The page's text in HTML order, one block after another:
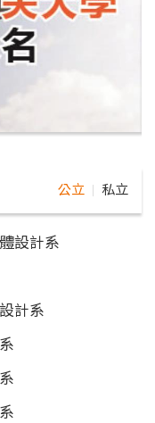
公立 私立
設計系
計系